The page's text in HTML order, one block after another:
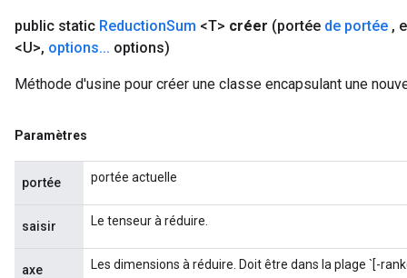
public static ReductionSum <T> créer (portée de portée ,
<U>, options... options)
Méthode d'usine pour créer une classe encapsulant une
Paramètres
portée portée actuelle
saisir Le tenseur à réduire.
axe Les dimensions à réduire. Doit être dans la plage `[-